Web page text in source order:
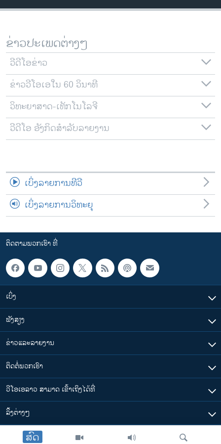
ວິທະຍາສາດ-ເທັກໂນໂລຈີ
ພາສາອັງກິດ
ວີດີໂອ
ສຽງ
ລາຍການກະຈາຍສຽງ
ລາຍງານ
ຕິດຕາມພວກເຮົາ ທີ່
ສົດ
ຂ່າວປະເພດຕ່າງໆ
ວີດີໂອຂ່າວ
ຂ່າວວີໂອເອໃນ 60 ວິນາທີ
ວິທະຍາສາດ-ເທັກໂນໂລຈີ
ວີດີໂອ ອັງກິດສຳລັບລາຍງານ
ເບິ່ງລາຍການທີວີ
ເບິ່ງລາຍການວິທະຍຸ
ຕິດຕາມພວກເຮົາ ທີ່
ເບິ່ງ
ຟັງສຽງ
ຂ່າວແລະລາຍງານ
ຕິດຕໍ່ພວກເຮົາ
ວີໂອເອລາວ ສາມາດ ເຂົ້າເຖິງໄດ້ທີ່
​ລິ້ງ​ຕ່າງໆ
ຕາມເວລາໃນລາວ